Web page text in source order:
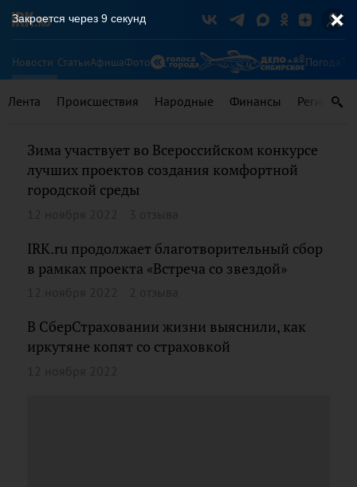
Новости СтатьиАфишаФото Погода
Лента Происшествия Народные Финансы Регионы
Зима участвует во Всероссийском конкурсе
лучших проектов создания комфортной
городской среды
IRK.ru продолжает благотворительный сбор
в рамках проекта «Встреча со звездой»
В СберСтраховании жизни выяснили, как
иркутяне копят со страховкой
Закроется через 9 секунд